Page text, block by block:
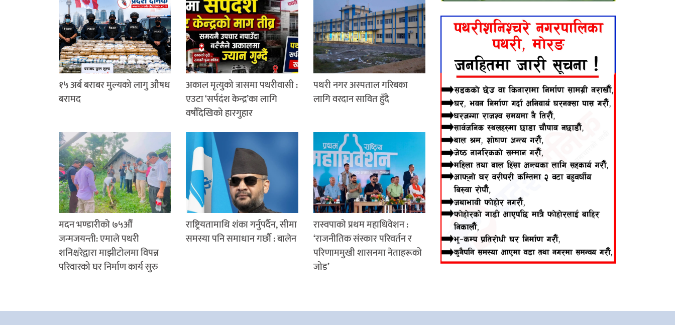
१५ अर्ब बराबर मुल्यको लागु औषध
बरामद
अकाल मृत्युको त्रासमा पथरीवासी :
एउटा ‘सर्पदंश केन्द्र’का लागि
वर्षौंदेखिको हारगुहार
पथरी नगर अस्पताल गरिबका
लागि वरदान सावित हुँदै
मदन भण्डारीको ७५औँ
जन्मजयन्ती: एमाले पथरी
शनिश्चरेद्वारा माझीटोलमा विपन्न
परिवारको घर निर्माण कार्य सुरु
राष्ट्रियतामाथि शंका गर्नुपर्दैन, सीमा
समस्या पनि समाधान गर्छौं : बालेन
रास्वपाको प्रथम महाधिवेशन :
‘राजनीतिक संस्कार परिवर्तन र
परिणाममुखी शासनमा नेताहरूको
जोड’